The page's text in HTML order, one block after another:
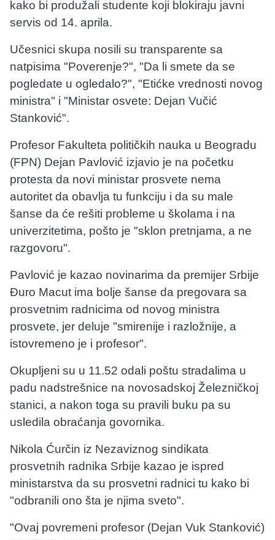
kako bi produžali studente koji blokiraju javni
servis od 14. aprila.
Učesnici skupa nosili su transparente sa
natpisima "Poverenje?", "Da li smete da se
pogledate u ogledalo?", "Etićke vrednosti novog
ministra" i "Ministar osvete: Dejan Vučić
Stanković".
Profesor Fakulteta političkih nauka u Beogradu
(FPN) Dejan Pavlović izjavio je na početku
protesta da novi ministar prosvete nema
autoritet da obavlja tu funkciju i da su male
šanse da će rešiti probleme u školama i na
univerzitetima, pošto je "sklon pretnjama, a ne
razgovoru".
Pavlović je kazao novinarima da premijer Srbije
Đuro Macut ima bolje šanse da pregovara sa
prosvetnim radnicima od novog ministra
prosvete, jer deluje "smirenije i razložnije, a
istovremeno je i profesor".
Okupljeni su u 11.52 odali poštu stradalima u
padu nadstrešnice na novosadskoj Železničkoj
stanici, a nakon toga su pravili buku pa su
usledila obraćanja govornika.
Nikola Ćurčin iz Nezaviznog sindikata
prosvetnih radnika Srbije kazao je ispred
ministarstva da su prosvetni radnici tu kako bi
"odbranili ono šta je njima sveto".
"Ovaj povremeni profesor (Dejan Vuk Stanković)